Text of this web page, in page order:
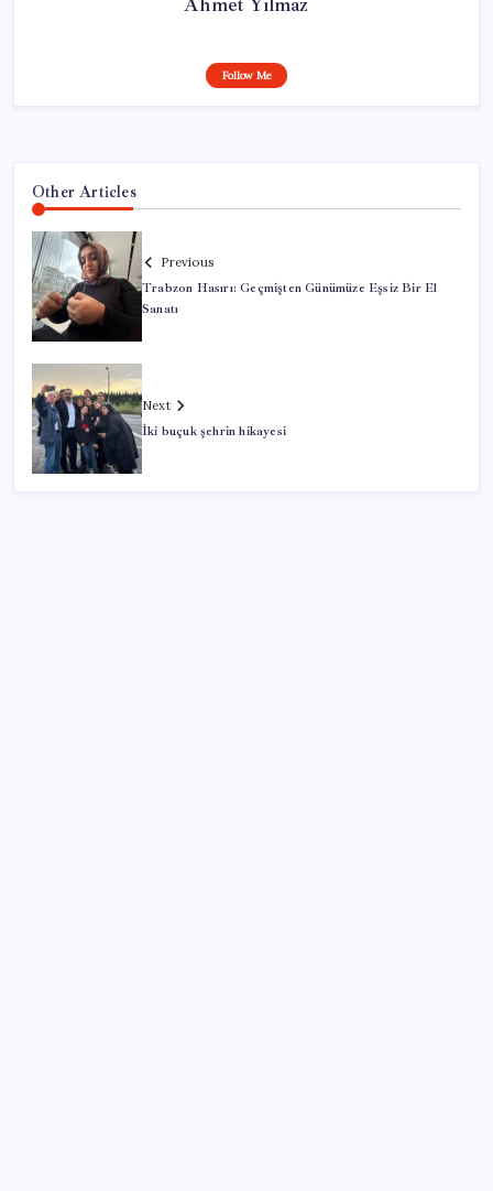
Follow Me
Other Articles
Previous
Trabzon Hasırı: Geçmişten Günümüze Eşsiz Bir El
Sanatı
Next
İki buçuk şehrin hikayesi